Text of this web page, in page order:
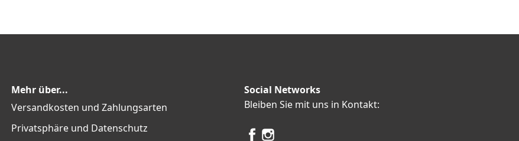
Mehr über...
Versandkosten und Zahlungsarten
Privatsphäre und Datenschutz
Social Networks
Bleiben Sie mit uns in Kontakt: